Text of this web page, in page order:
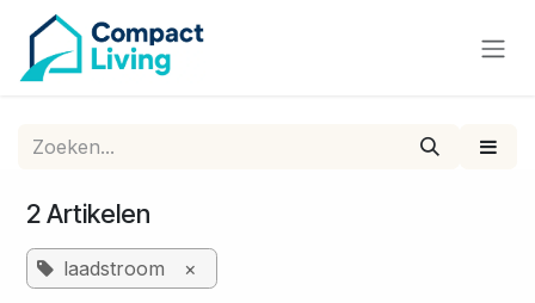
2 Artikelen
laadstroom ×